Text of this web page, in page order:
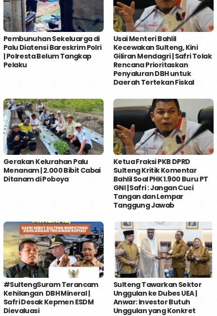
Pembunuhan Sekeluarga di
Palu Diatensi Bareskrim Polri
| Polresta Belum Tangkap
Pelaku
Usai Menteri Bahlil
Kecewakan Sulteng, Kini
Giliran Mendagri | Safri Tolak
Rencana Prioritaskan
Penyaluran DBH untuk
Daerah Tertekan Fiskal
Gerakan Kelurahan Palu
Menanam | 2.000 Bibit Cabai
Ditanam di Poboya
Ketua Fraksi PKB DPRD
Sulteng Kritik Komentar
Bahlil Soal PHK 1.900 Buru PT
GNI | Safri : Jangan Cuci
Tangan dan Lempar
Tanggung Jawab
#SultengSuram Terancam
Kehilangan DBH Mineral |
Safri Desak Kepmen ESDM
Dievaluasi
Sulteng Tawarkan Sektor
Unggulan ke Dubes UEA |
Anwar: Investor Butuh
Unggulan yang Konkret